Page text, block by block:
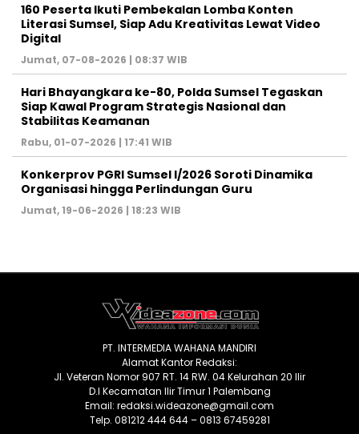
160 Peserta Ikuti Pembekalan Lomba Konten
Literasi Sumsel, Siap Adu Kreativitas Lewat Video
Digital ‎
Jumat, 07-08-2026 | 08:37 WIB
Hari Bhayangkara ke-80, Polda Sumsel Tegaskan
Siap Kawal Program Strategis Nasional dan
Stabilitas Keamanan ‎
Rabu, 01-07-2026 | 17:41 WIB
Konkerprov PGRI Sumsel I/2026 Soroti Dinamika
Organisasi hingga Perlindungan Guru ‎
Jumat, 19-06-2026 | 18:23 WIB
PT. INTERMEDIA WAHANA MANDIRI
Alamat Kantor Redaksi:
Jl. Veteran Nomor 907 RT. 14 RW. 04 Kelurahan 20 Ilir
D.I Kecamatan Ilir Timur 1 Palembang
Email: redaksi.wideazone@gmail.com
Telp. 081212 444 644 – 0813 67459281